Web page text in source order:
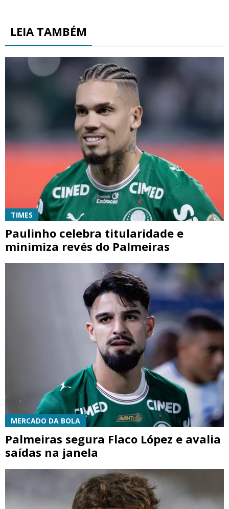
LEIA TAMBÉM
TIMES
Paulinho celebra titularidade e
minimiza revés do Palmeiras
MERCADO DA BOLA
Palmeiras segura Flaco López e avalia
saídas na janela